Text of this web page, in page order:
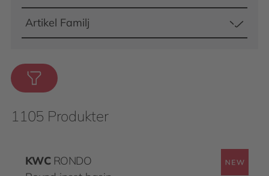
Artikel Familj
1105 Produkter
KWC RONDO